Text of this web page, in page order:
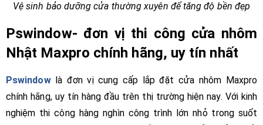
Vệ sinh bảo dưỡng cửa thường xuyên để tăng độ bền đẹp
Pswindow- đơn vị thi công cửa nhôm
Nhật Maxpro chính hãng, uy tín nhất
Pswindowlà đơn vị cung cấp lắp đặt cửa nhôm Maxpro
chính hãng, uy tín hàng đầu trên thị trường hiện nay. Với kinh
nghiệm thi công hàng nghìn công trình lớn nhỏ trong suốt